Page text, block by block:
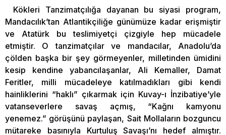
Kökleri Tanzimatçılığa dayanan bu siyasi program,
Mandacılık’tan Atlantikçiliğe günümüze kadar erişmiştir
ve Atatürk bu teslimiyetçi çizgiyle hep mücadele
etmiştir. O tanzimatçılar ve mandacılar, Anadolu’da
çölden başka bir şey görmeyenler, milletinden ümidini
kesip kendine yabancılaşanlar, Ali Kemaller, Damat
Feritler, milli mücadeleye katılmadıkları gibi kendi
hainliklerini “haklı” çıkarmak için Kuvay-ı İnzibatiye’yle
vatanseverlere savaş açmış, “Kağnı kamyonu
yenemez.” görüşünü paylaşan, Sait Mollaların bozguncu
mütareke basınıyla Kurtuluş Savaşı’nı hedef almıştır.